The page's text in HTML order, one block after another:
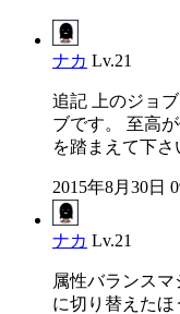
ナカ Lv.21
追記 上のジョ
ブです。 至高
を踏まえて下さ
2015年8月30日
ナカ Lv.21
属性バランス
に切り替えたほ